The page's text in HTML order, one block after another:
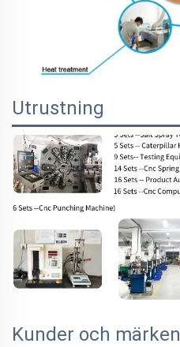
Utrustning
Kunder och märken